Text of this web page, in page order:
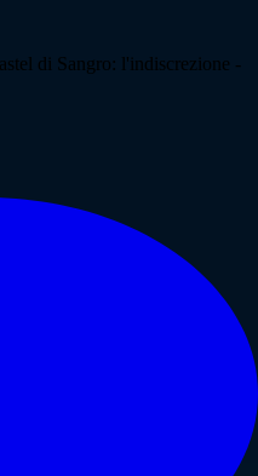
di Sangro: l'indiscrezione -